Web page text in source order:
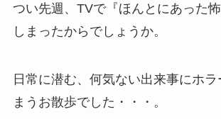
つい先週、TVで『ほんとにあった
しまったからでしょうか。
日常に潜む、何気ない出来事にホラ
まうお散歩でした・・・。